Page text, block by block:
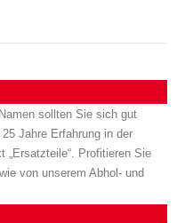
sollten Sie sich gut
Jahre Erfahrung in der
„Ersatzteile“. Profitieren Sie
von unserem Abhol- und